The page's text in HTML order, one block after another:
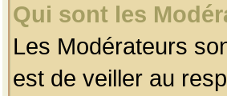
Qui sont les
Les Modérateurs
est de veiller au